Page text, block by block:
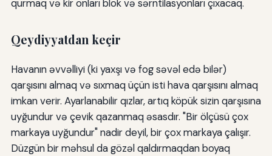
qurmaq və kir onları blok və sərntilasyonları çıxacaq.
Qeydiyyatdan keçir
Havanın əvvəlliyi (ki yaxşı və fog səvəl edə bilər)
qarşısını almaq və sıxmaq üçün isti hava qarşısını almaq
imkan verir. Ayarlanabilir qızlar, artıq köpük sizin qarşısına
uyğundur və çevik qazanmaq əsasdır. "Bir ölçüsü çox
markaya uyğundur" nadir deyil, bir çox markaya çalışır.
Düzgün bir məhsul da gözəl qaldırmaqdan boyaq